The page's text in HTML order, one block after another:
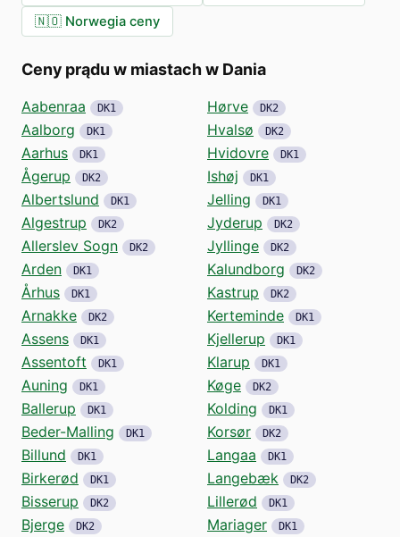
🇳🇴 Norwegia ceny
Ceny prądu w miastach w Dania
Aabenraa DK1
Aalborg DK1
Aarhus DK1
Ågerup DK2
Albertslund DK1
Algestrup DK2
Allerslev Sogn DK2
Arden DK1
Århus DK1
Arnakke DK2
Assens DK1
Assentoft DK1
Auning DK1
Ballerup DK1
Beder-Malling DK1
Billund DK1
Birkerød DK1
Bisserup DK2
Bjerge DK2
Hørve DK2
Hvalsø DK2
Hvidovre DK1
Ishøj DK1
Jelling DK1
Jyderup DK2
Jyllinge DK2
Kalundborg DK2
Kastrup DK2
Kerteminde DK1
Kjellerup DK1
Klarup DK1
Køge DK2
Kolding DK1
Korsør DK2
Langaa DK1
Langebæk DK2
Lillerød DK1
Mariager DK1